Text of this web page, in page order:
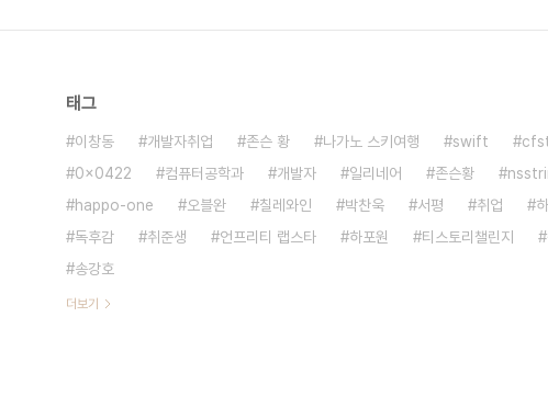
태그
이창동 개발자취업 존슨 황 나가노 스키여행 swift
0x0422
컴퓨터공학과 개발자 일리네어 존슨황
happo-one
오블완 칠레와인 박찬욱 서평 취업
독후감
취준생 언프리티 랩스타 하포원 티스토리챌린지
송강호
더보기